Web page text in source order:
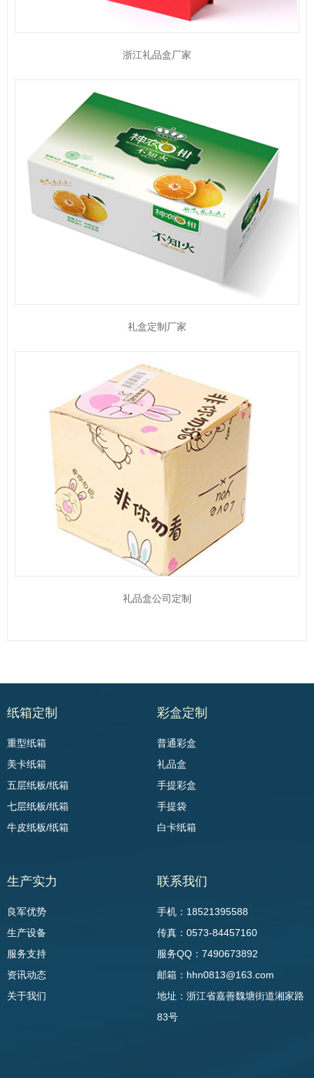
浙江礼品盒厂家
礼盒定制厂家
礼品盒公司定制
纸箱定制
重型纸箱
美卡纸箱
五层纸板/纸箱
七层纸板/纸箱
牛皮纸板/纸箱
彩盒定制
普通彩盒
礼品盒
手提彩盒
手提袋
白卡纸箱
生产实力
良军优势
生产设备
服务支持
资讯动态
关于我们
联系我们
手机：18521395588
传真：0573-84457160
服务QQ：7490673892
邮箱：hhn0813@163.com
地址：浙江省嘉善魏塘街道湘家路
83号